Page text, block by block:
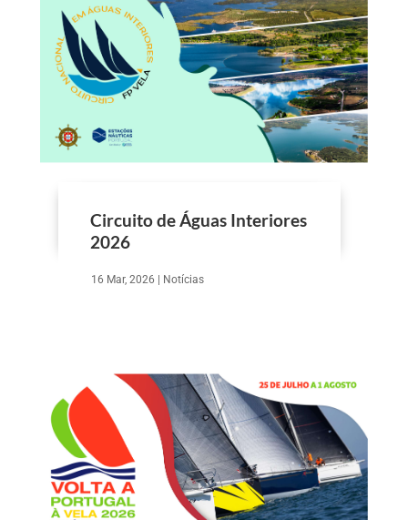
Circuito de Águas Interiores
2026
16 Mar, 2026 Notícias